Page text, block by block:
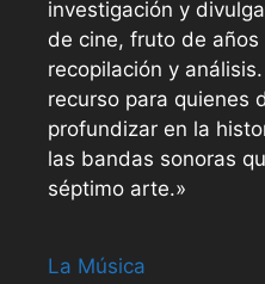
investigación y
de cine, fruto de
recopilación y
recurso para quienes
profundizar en la
las bandas sonoras
séptimo arte.»
La Música